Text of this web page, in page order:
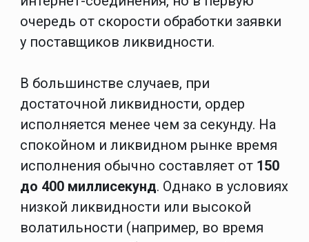
очередь от скорости обработки заявки
у поставщиков ликвидности.
В большинстве случаев, при
достаточной ликвидности, ордер
исполняется менее чем за секунду. На
спокойном и ликвидном рынке время
исполнения обычно составляет от 150
до 400 миллисекунд. Однако в условиях
низкой ликвидности или высокой
волатильности (например, во время